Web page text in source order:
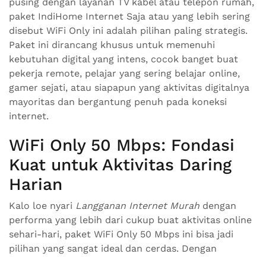
paket IndiHome Internet Saja atau yang lebih sering
disebut WiFi Only ini adalah pilihan paling strategis.
Paket ini dirancang khusus untuk memenuhi
kebutuhan digital yang intens, cocok banget buat
pekerja remote, pelajar yang sering belajar online,
gamer sejati, atau siapapun yang aktivitas digitalnya
mayoritas dan bergantung penuh pada koneksi
internet.
WiFi Only 50 Mbps: Fondasi
Kuat untuk Aktivitas Daring
Harian
Kalo loe nyari Langganan Internet Murah dengan
performa yang lebih dari cukup buat aktivitas online
sehari-hari, paket WiFi Only 50 Mbps ini bisa jadi
pilihan yang sangat ideal dan cerdas. Dengan